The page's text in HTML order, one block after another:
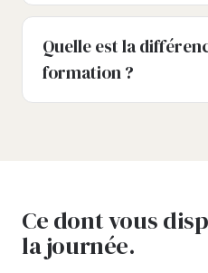
Quelle est la
formation ?
Ce dont vous
la journée.